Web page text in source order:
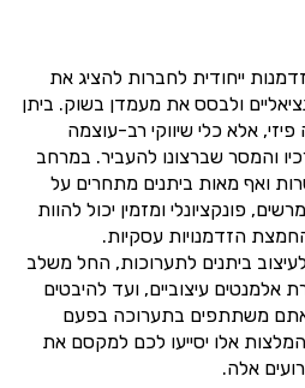
ייחודית לחברות להציג את
ולבסס את מעמדן בשוק. ביתן
אלא כלי שיווקי רב-עוצמה
והמסר שברצונו להעביר. במרחב
ואף מאות ביתנים מתחרים על
פונקציונלי ומזמין יכול להוות
הזדמנויות עסקיות.
ביתנים לתערוכות, החל משלב
אלמנטים עיצוביים, ועד להיבטים
אתם משתתפים בתערוכה בפעם
אלו יסייעו לכם למקסם את
אלה.